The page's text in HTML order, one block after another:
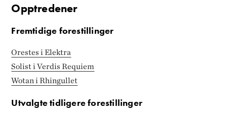
Opptredener
Fremtidige forestillinger
Orestes i Elektra
Solist i Verdis Requiem
Wotan i Rhingullet
Utvalgte tidligere forestillinger